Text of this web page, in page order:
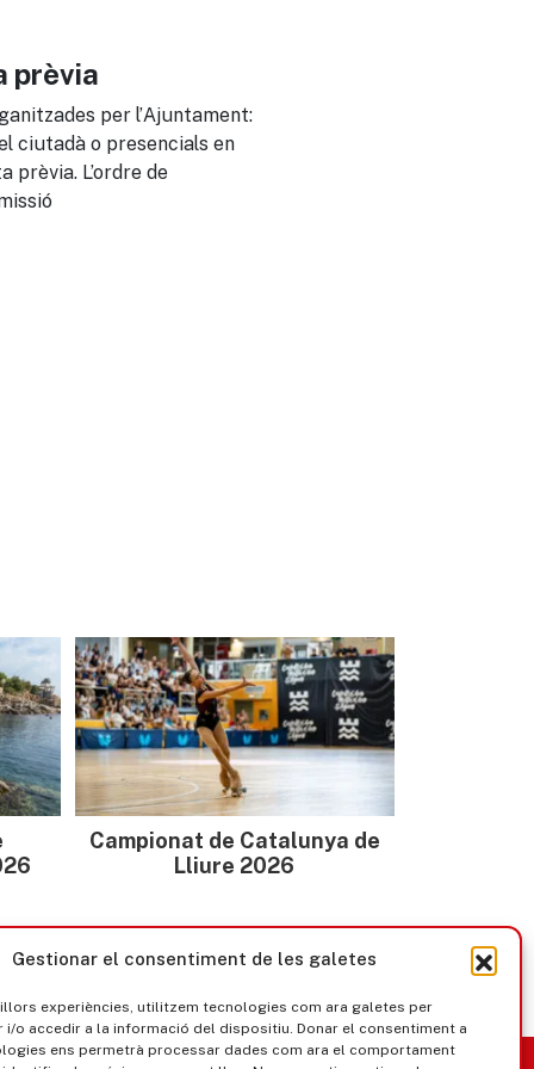
Gestionar el consentiment de les galetes
experiències, utilitzem tecnologies com ara galetes per
i/o accedir a la informació del dispositiu. Donar el consentiment a
ens permetrà processar dades com ara el comportament
prèvia
per l’Ajuntament:
ciutadà o presencials en
prèvia. L’ordre de
Campionat de Catalunya de
Lliure 2026
Govern obert